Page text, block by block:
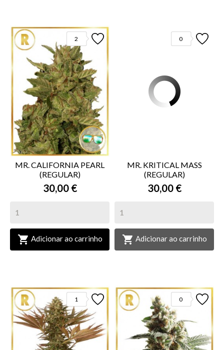
2
MR. CALIFORNIA PEARL
(REGULAR)
30,00 €
 Adicionar ao carrinho
0
MR. KRITICAL MASS
(REGULAR)
30,00 €
 Adicionar ao carrinho
1 0